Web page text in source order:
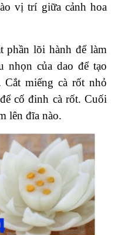
vị trí giữa cảnh hoa
phần lõi hành để làm
nhọn của dao để tạo
miếng cà rốt nhỏ
cố đinh cà rốt. Cuối
lên đĩa nào.